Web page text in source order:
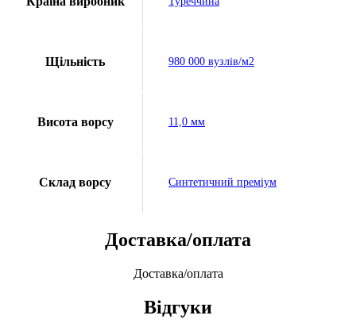
Щільність 980 000 вузлів/м2
Висота ворсу 11,0 мм
Склад ворсу Синтетичний преміум
Доставка/оплата
Доставка/оплата
Відгуки